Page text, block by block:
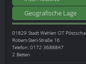
Geografische Lage
01829 Stadt Wehlen OT Pötzscha
Robert-Sterl-Straße 16
Telefon: 0172 3688847
2 Betten